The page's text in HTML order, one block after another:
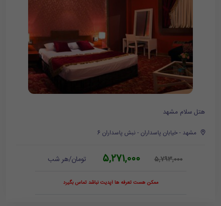
هتل سلام مشهد
مشهد - خیابان پاسداران - نبش پاسداران 6
5,793,000
5,271,000 تومان/هر شب
ممکن هست تعرفه ها آپدیت نباشد تماس بگیرد